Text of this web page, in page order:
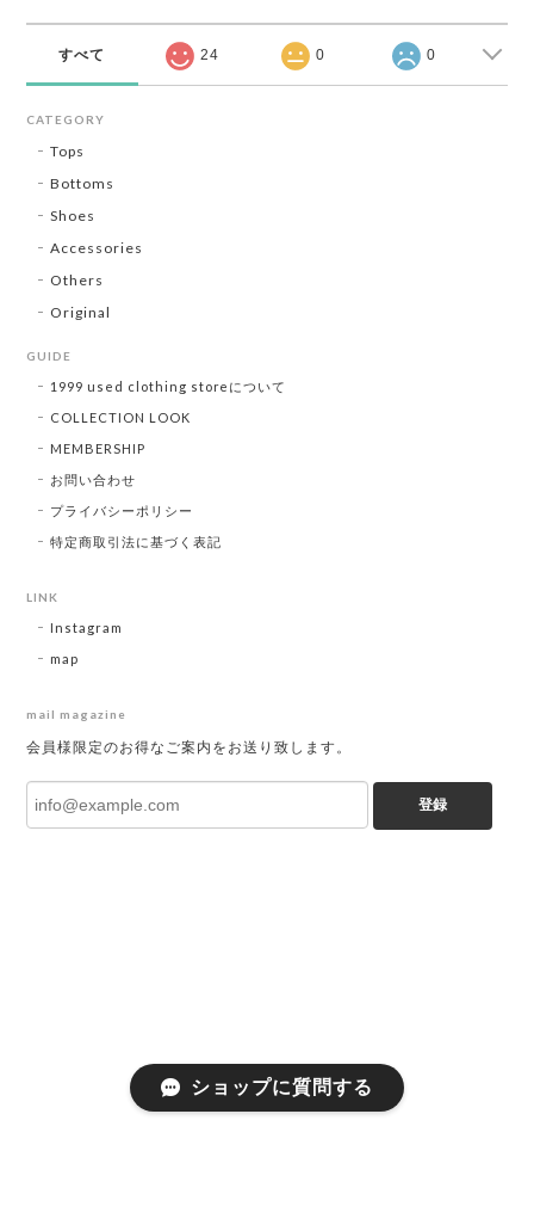
すべて 24 0 0
CATEGORY
Tops
Bottoms
Shoes
Accessories
Others
Original
GUIDE
1999 used clothing storeについて
COLLECTION LOOK
MEMBERSHIP
お問い合わせ
プライバシーポリシー
特定商取引法に基づく表記
LINK
Instagram
map
mail magazine
会員様限定のお得なご案内をお送り致します。
登録
ショップに質問する